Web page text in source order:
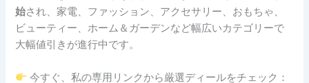
始され、家電、ファッション、アクセサリー、おもちゃ、
ビューティー、ホーム＆ガーデンなど幅広いカテゴリーで
大幅値引きが進行中です。
今すぐ、私の専用リンクから厳選ディールをチェック：